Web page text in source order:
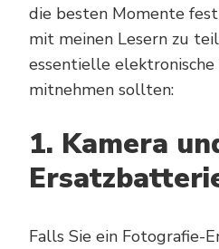
die besten Momente
mit meinen Lesern zu
essentielle elektronische
mitnehmen sollten:
1. Kamera
Falls Sie ein Fotografie-